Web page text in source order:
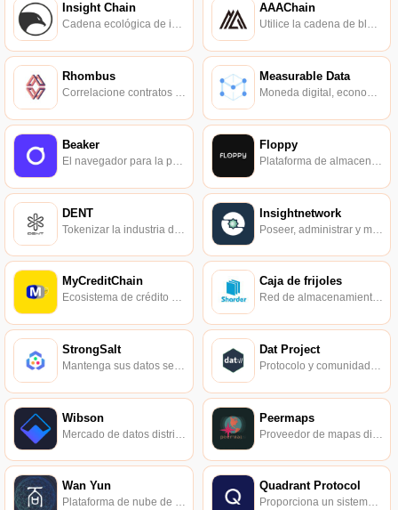
Insight Chain
Cadena ecológica de investigación descentralizada basada en blockchain.
AAAChain
Utilice la cadena de bloques para crear una plataforma de datos abiertos y aplique la cadena de alianzas.
Rhombus
Correlacione contratos inteligentes con datos reales.
Measurable Data
Moneda digital, economía de valor de big data descentralizada.
Beaker
El navegador para la próxima generación de Internet.
Floppy
Plataforma de almacenamiento en caché y entrega descentralizada.
DENT Insightnetwork
MyCreditChain
Ecosistema de crédito basado en blockchain.
Caja de frijoles
Red de almacenamiento de arquitectura multicadena.
StrongSalt
Mantenga sus datos seguros, incluida la IA.
Dat Project
Protocolo y comunidad de intercambio de datos distribuidos.
Wibson Peermaps
Wan Yun
Plataforma de nube de cadena de bloques.
Quadrant Protocol
Proporciona un sistema organizado para la utilización de datos distribuidos.